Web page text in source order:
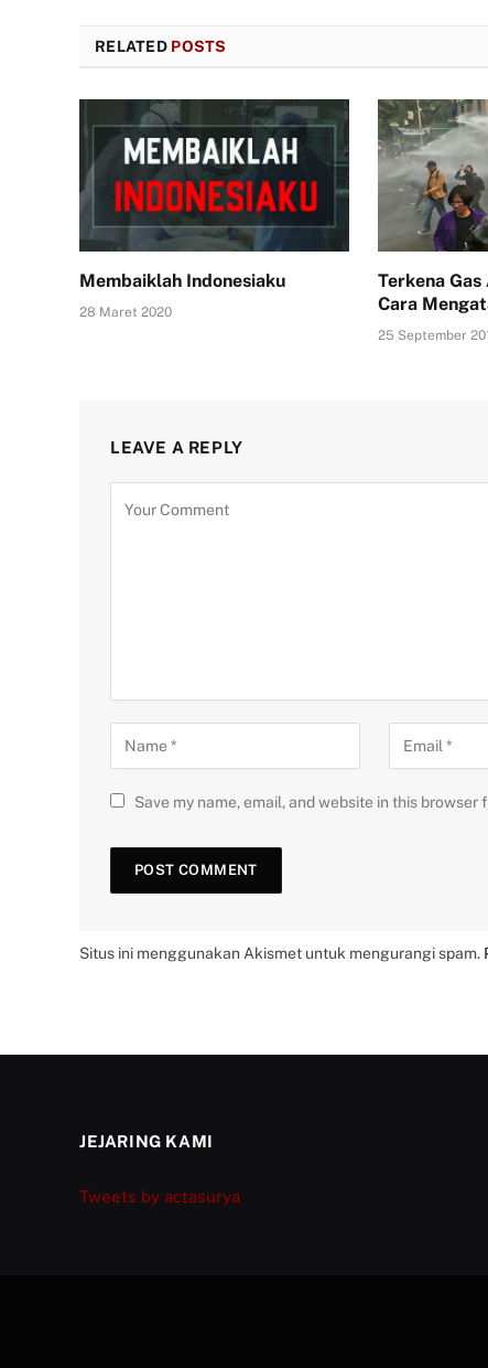
RELATED POSTS
Membaiklah Indonesiaku
28 Maret 2020
Terkena
Cara
25 September
LEAVE A REPLY
Save my name, email, and website in this
Situs ini menggunakan Akismet untuk mengurangi spam.
JEJARING KAMI
Tweets by actasurya